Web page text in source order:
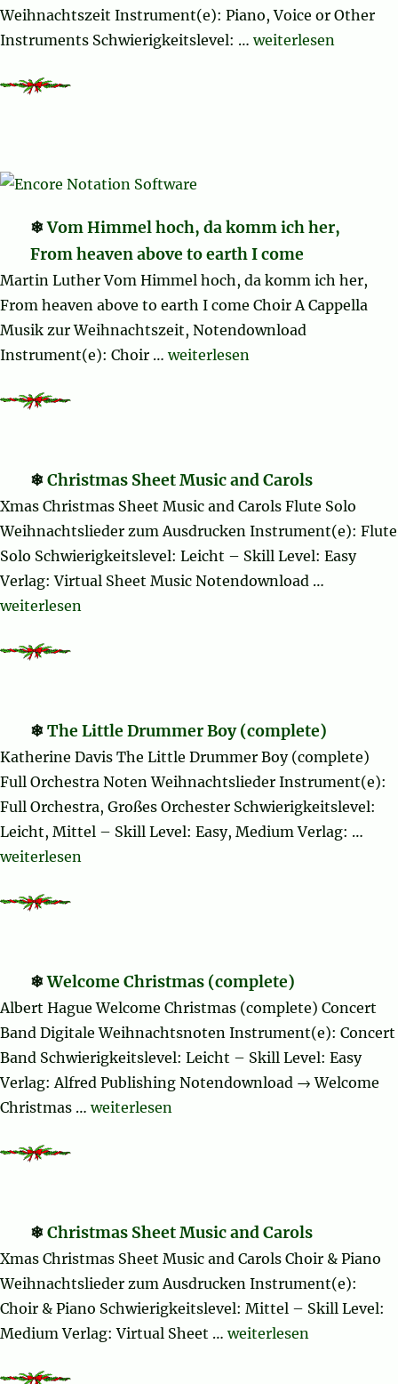
Weihnachtszeit Instrument(e): Piano, Voice or Other
Instruments Schwierigkeitslevel: …„Sleep, O Sleep, My
weiterlesen
Vom Himmel hoch, da komm ich her,
From heaven above to earth I come
Martin Luther Vom Himmel hoch, da komm ich her,
From heaven above to earth I come Choir A Cappella
Musik zur Weihnachtszeit, Notendownload
Instrument(e): Choir …„Vom Himmel hoch, da komm
weiterlesen
Christmas Sheet Music and Carols
Xmas Christmas Sheet Music and Carols Flute Solo
Weihnachtslieder zum Ausdrucken Instrument(e): Flute
Solo Schwierigkeitslevel: Leicht – Skill Level: Easy
Verlag: Virtual Sheet Music Notendownload …
„Christmas Sheet Music and Carols“
weiterlesen
The Little Drummer Boy (complete)
Katherine Davis The Little Drummer Boy (complete)
Full Orchestra Noten Weihnachtslieder Instrument(e):
Full Orchestra, Großes Orchester Schwierigkeitslevel:
Leicht, Mittel – Skill Level: Easy, Medium Verlag: …
„The Little Drummer Boy (complete)“
weiterlesen
Welcome Christmas (complete)
Albert Hague Welcome Christmas (complete) Concert
Band Digitale Weihnachtsnoten Instrument(e): Concert
Band Schwierigkeitslevel: Leicht – Skill Level: Easy
Verlag: Alfred Publishing Notendownload → Welcome
Christmas …„Welcome Christmas (complete)“
weiterlesen
Christmas Sheet Music and Carols
Xmas Christmas Sheet Music and Carols Choir & Piano
Weihnachtslieder zum Ausdrucken Instrument(e):
Choir & Piano Schwierigkeitslevel: Mittel – Skill Level:
Medium Verlag: Virtual Sheet …„Christmas Sheet
weiterlesen